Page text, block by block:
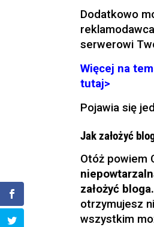
Dodatkowo
serwerowi
Więcej na
tutaj>
Pojawia się
Jak założyć
Otóż powiem
założyć
otrzymujesz
wszystkim